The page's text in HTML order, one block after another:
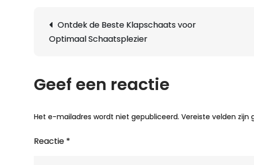
Berichtnavigatie
Ontdek de Beste Klapschaats voor
Optimaal Schaatsplezier
Geef een reactie
Het e-mailadres wordt niet gepubliceerd. Vereiste velden zijn
Reactie *